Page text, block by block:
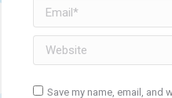
Email *
Website
Save my name, email, and